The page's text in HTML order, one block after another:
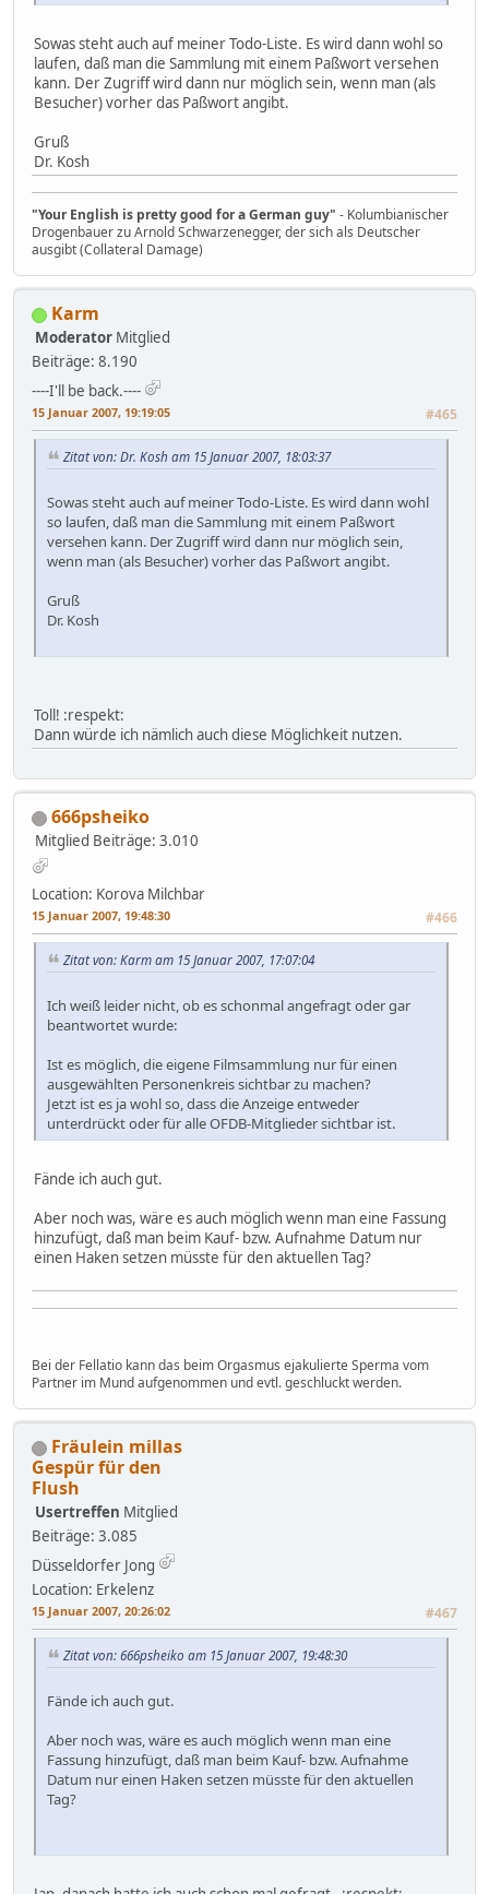
Sowas steht auch auf meiner Todo-Liste. Es wird dann wohl so
laufen, daß man die Sammlung mit einem Paßwort versehen
kann. Der Zugriff wird dann nur möglich sein, wenn man (als
Besucher) vorher das Paßwort angibt.
Gruß
Dr. Kosh
"Your English is pretty good for a German guy" - Kolumbianischer
Drogenbauer zu Arnold Schwarzenegger, der sich als Deutscher
ausgibt (Collateral Damage)
Karm
Moderator Mitglied
Beiträge: 8.190
----I'll be back.----
15 Januar 2007, 19:19:05 #465
Zitat von: Dr. Kosh am 15 Januar 2007, 18:03:37
Sowas steht auch auf meiner Todo-Liste. Es wird dann wohl
so laufen, daß man die Sammlung mit einem Paßwort
versehen kann. Der Zugriff wird dann nur möglich sein,
wenn man (als Besucher) vorher das Paßwort angibt.
Gruß
Dr. Kosh
Toll! :respekt:
Dann würde ich nämlich auch diese Möglichkeit nutzen.
666psheiko
Mitglied Beiträge: 3.010
Location: Korova Milchbar
15 Januar 2007, 19:48:30 #466
Zitat von: Karm am 15 Januar 2007, 17:07:04
Ich weiß leider nicht, ob es schonmal angefragt oder gar
beantwortet wurde:
Ist es möglich, die eigene Filmsammlung nur für einen
ausgewählten Personenkreis sichtbar zu machen?
Jetzt ist es ja wohl so, dass die Anzeige entweder
unterdrückt oder für alle OFDB-Mitglieder sichtbar ist.
Fände ich auch gut.
Aber noch was, wäre es auch möglich wenn man eine Fassung
hinzufügt, daß man beim Kauf- bzw. Aufnahme Datum nur
einen Haken setzen müsste für den aktuellen Tag?
Bei der Fellatio kann das beim Orgasmus ejakulierte Sperma vom
Partner im Mund aufgenommen und evtl. geschluckt werden.
Fräulein millas
Gespür für den
Flush
Usertreffen Mitglied
Beiträge: 3.085
Düsseldorfer Jong
Location: Erkelenz
15 Januar 2007, 20:26:02 #467
Zitat von: 666psheiko am 15 Januar 2007, 19:48:30
Fände ich auch gut.
Aber noch was, wäre es auch möglich wenn man eine
Fassung hinzufügt, daß man beim Kauf- bzw. Aufnahme
Datum nur einen Haken setzen müsste für den aktuellen
Tag?